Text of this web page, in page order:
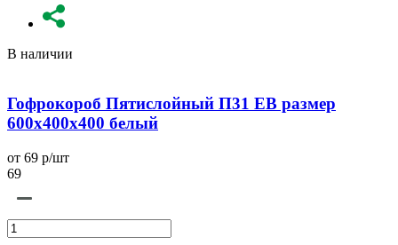
В наличии
Гофрокороб Пятислойный П31 EB размер
600x400x400 белый
от 69 р/шт
69